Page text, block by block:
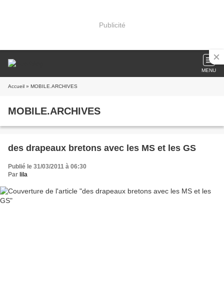
Publicité
MENU
Accueil » MOBILE.ARCHIVES
MOBILE.ARCHIVES
des drapeaux bretons avec les MS et les GS
Publié le 31/03/2011 à 06:30
Par lila